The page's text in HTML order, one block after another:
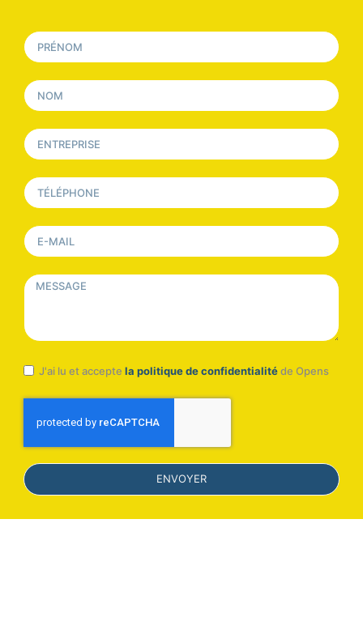
J'ai lu et acceptela politique de confidentialitéde Opens
ENVOYER